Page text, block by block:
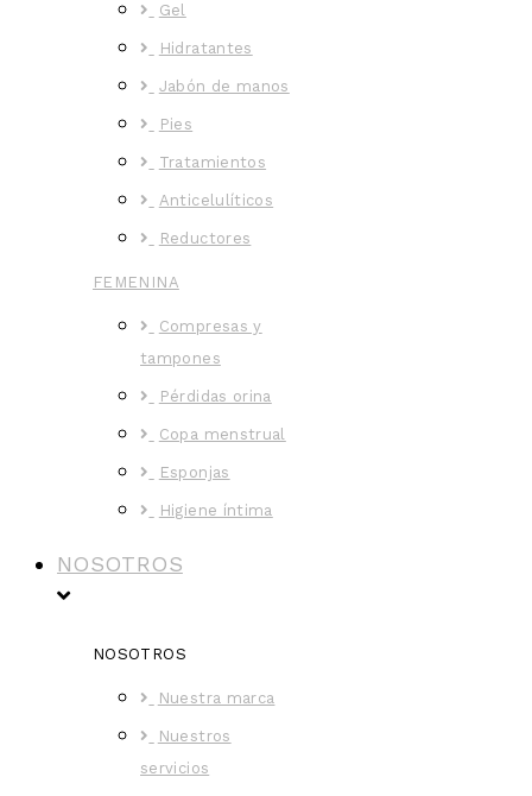
Gel
Hidratantes
Jabón de manos
Pies
Tratamientos
Anticelulíticos
Reductores
FEMENINA
Compresas y
tampones
Pérdidas orina
Copa menstrual
Esponjas
Higiene íntima
NOSOTROS
NOSOTROS
Nuestra marca
Nuestros
servicios